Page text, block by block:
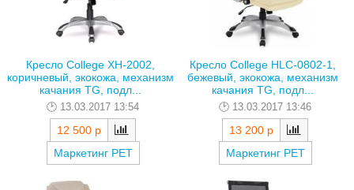
Кресло College XH-2002,
коричневый, экокожа, механизм
качания TG, подл...
13.03.2017 13:54
12 500 р
Маркетинг РЕТ
Кресло College HLC-0802-1,
бежевый, экокожа, механизм
качания TG, подл...
13.03.2017 13:46
13 200 р
Маркетинг РЕТ